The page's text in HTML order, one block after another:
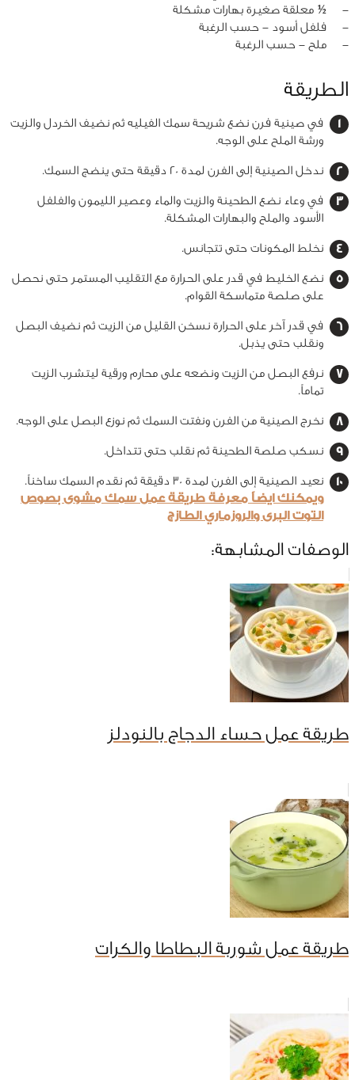
‏-
½ معلقة صغيرة بهارات مشكلة
‏-
فلفل أسود - حسب الرغبة
‏-
ملح - حسب الرغبة
الطريقة
في صينية فرن نضع شريحة سمك الفيليه ثم نضيف الخردل والزيت
ورشة الملح على الوجه.
ندخل الصينية إلى الفرن لمدة 20 دقيقة حتى ينضج السمك.
في وعاء نضع الطحينة والزيت والماء وعصير الليمون والفلفل
الأسود والملح والبهارات المشكلة.
نخلط المكونات حتى تتجانس.
نضع الخليط في قدر على الحرارة مع التقليب المستمر حتى نحصل
على صلصة متماسكة القوام.
في قدر آخر على الحرارة نسخن القليل من الزيت ثم نضيف البصل
ونقلب حتى يذبل.
نرفع البصل من الزيت ونضعه على محارم ورقية ليتشرب الزيت
تماماً.
نخرج الصينية من الفرن ونفتت السمك ثم نوزع البصل على الوجه.
نسكب صلصة الطحينة ثم نقلب حتى تتداخل.
نعيد الصينية إلى الفرن لمدة 30 دقيقة ثم نقدم السمك ساخناً.
ويمكنك ايضاً معرفة طريقة عمل سمك مشوى بصوص
التوت البرى والروزماري الطازج
الوصفات المشابهة:
طريقة عمل حساء الدجاج بالنودلز
طريقة عمل شوربة البطاطا والكرات